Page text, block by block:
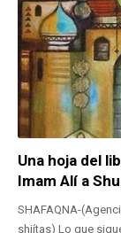
Una hoja del
Imam Alí a
SHAFAQNA-
shiítas) Lo que